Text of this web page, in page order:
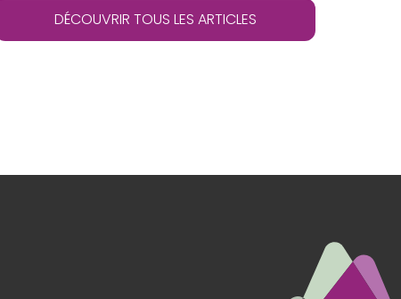
DÉCOUVRIR TOUS LES ARTICLES